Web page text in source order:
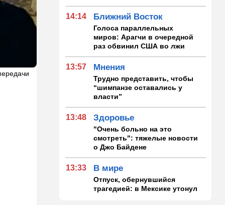
14:14 Ближний Восток
Голоса параллельных
миров: Арагчи в очередной
раз обвинил США во лжи
13:57 Мнения
Трудно представить, чтобы
“шимпанзе оставались у
власти”
13:48 Здоровье
"Очень больно на это
смотреть": тяжелые новости
о Джо Байдене
13:33 В мире
Отпуск, обернувшийся
трагедией: в Мексике утонул